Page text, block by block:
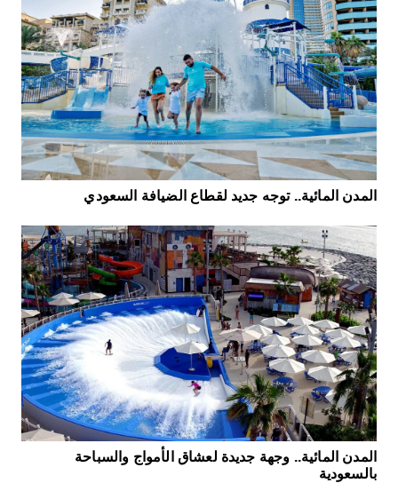
المدن المائية.. توجه جديد لقطاع الضيافة السعودي
المدن المائية.. وجهة جديدة لعشاق الأمواج والسباحة
بالسعودية